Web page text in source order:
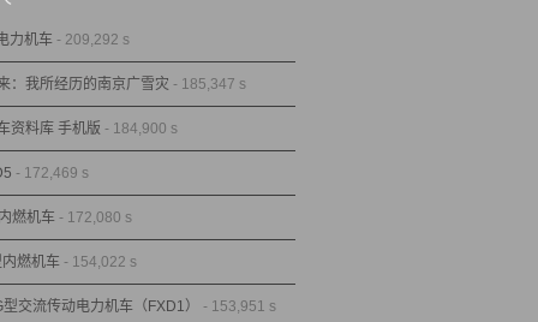
力机车 - 209,292 s
：我所经历的南京广雪灾 - 185,347 s
资料库 手机版 - 184,900 s
- 172,469 s
燃机车 - 172,080 s
燃机车 - 154,022 s
交流传动电力机车（FXD1） - 153,951 s